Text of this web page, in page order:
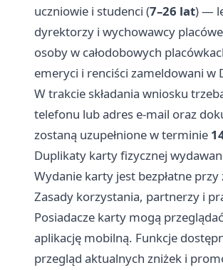
uczniowie i studenci (7–26 lat) —
dyrektorzy i wychowawcy
osoby w całodobowych
emeryci i renciści zameldowani
W trakcie składania wniosku
telefonu lub adres e‑mail oraz
zostaną uzupełnione w terminie
Duplikaty karty fizycznej
Wydanie karty jest bezpłatne
Zasady korzystania, partnerzy i
Posiadacze karty mogą
aplikację mobilną. Funkcje
przegląd aktualnych zniżek i